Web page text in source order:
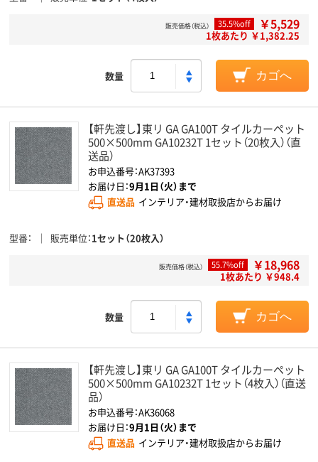
販売価格（税込） 35.5%off ￥5,529
1枚あたり ￥1,382.25
数量 カゴへ
【軒先渡し】東リ GA GA100T タイルカーペット
500×500mm GA10232T 1セット（20枚入）（直
送品）
お申込番号：AK37393
お届け日：9月1日（火）まで
直送品 インテリア・建材取扱店からお届け
型番 販売単位 1セット（20枚入）
販売価格（税込） 55.7%off ￥18,968
1枚あたり ￥948.4
数量 カゴへ
【軒先渡し】東リ GA GA100T タイルカーペット
500×500mm GA10232T 1セット（4枚入）（直送
品）
お申込番号：AK36068
お届け日：9月1日（火）まで
直送品 インテリア・建材取扱店からお届け